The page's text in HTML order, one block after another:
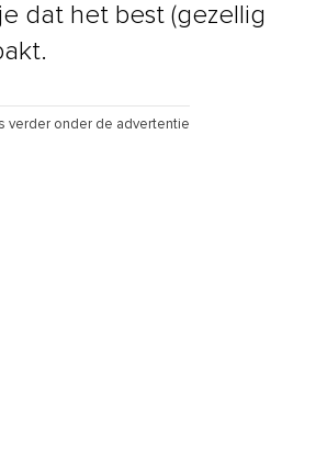
dat het best (gezellig
verder onder de advertentie